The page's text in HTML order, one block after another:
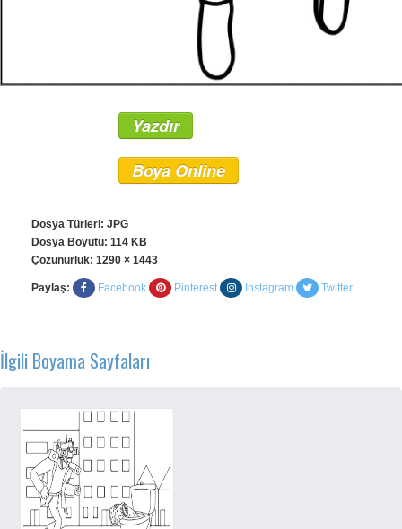
Yazdır
Boya Online
Dosya Türleri: JPG
Dosya Boyutu: 114 KB
Çözünürlük: 1290 × 1443
Paylaş: Facebook Pinterest Instagram Twitter
İlgili Boyama Sayfaları